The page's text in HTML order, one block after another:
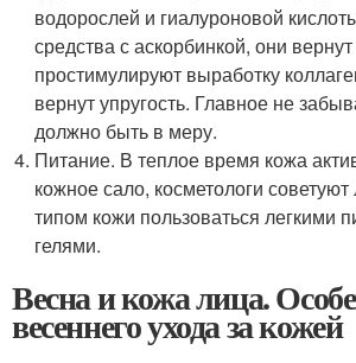
водорослей и гиалуроновой
средства с аскорбинкой, они вернут
простимулируют выработку
вернут упругость. Главное не
должно быть в меру.
Питание. В теплое время кожа
кожное сало, косметологи
типом кожи пользоваться легкими
гелями.
Весна и кожа лица.
весеннего ухода за кожей